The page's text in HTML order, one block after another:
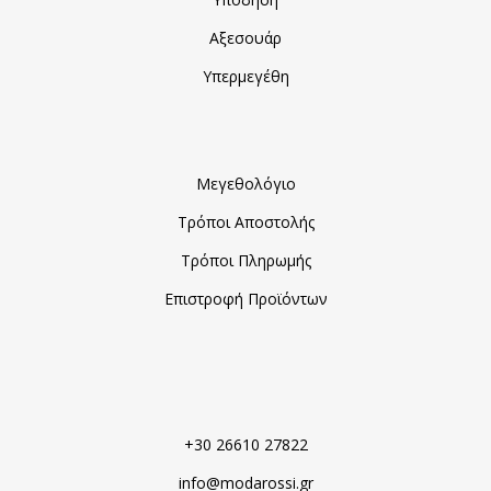
Αξεσουάρ
Υπερμεγέθη
Μεγεθολόγιο
Τρόποι Αποστολής
Τρόποι Πληρωμής
Επιστροφή Προϊόντων
+30 26610 27822
info@modarossi.gr